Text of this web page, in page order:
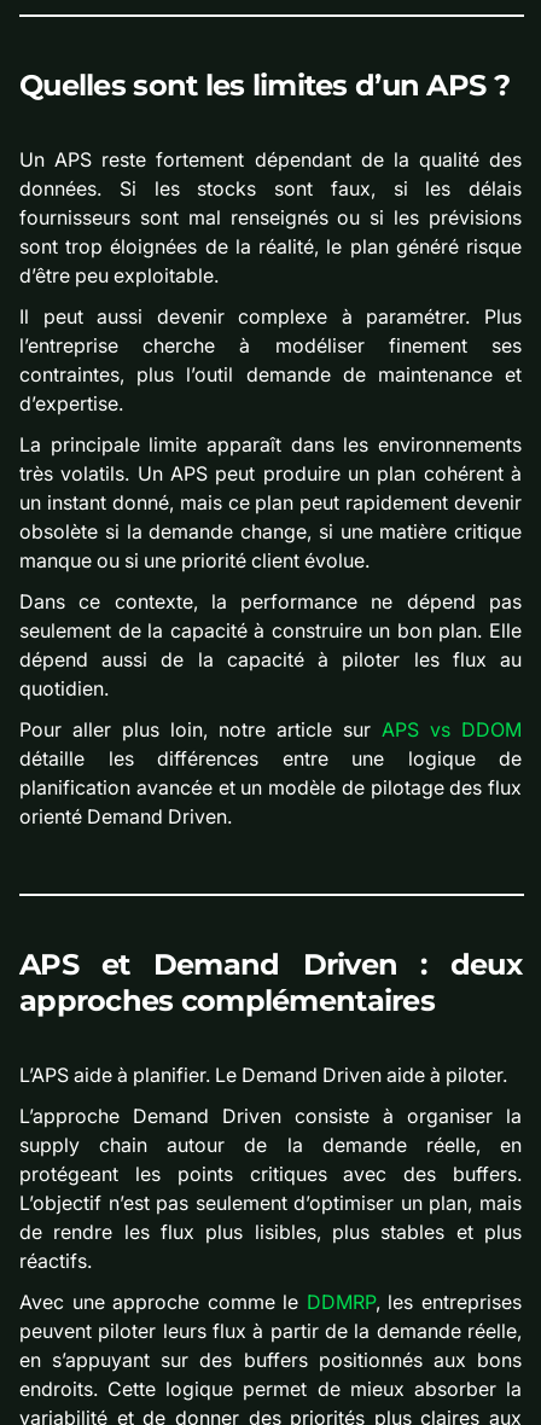
Quelles sont les limites d’un APS ?
Un APS reste fortement dépendant de la qualité des
données. Si les stocks sont faux, si les délais
fournisseurs sont mal renseignés ou si les prévisions
sont trop éloignées de la réalité, le plan généré risque
d’être peu exploitable.
Il peut aussi devenir complexe à paramétrer. Plus
l’entreprise cherche à modéliser finement ses
contraintes, plus l’outil demande de maintenance et
d’expertise.
La principale limite apparaît dans les environnements
très volatils. Un APS peut produire un plan cohérent à
un instant donné, mais ce plan peut rapidement devenir
obsolète si la demande change, si une matière critique
manque ou si une priorité client évolue.
Dans ce contexte, la performance ne dépend pas
seulement de la capacité à construire un bon plan. Elle
dépend aussi de la capacité à piloter les flux au
quotidien.
Pour aller plus loin, notre article sur APS vs DDOM
détaille les différences entre une logique de
planification avancée et un modèle de pilotage des flux
orienté Demand Driven.
APS et Demand Driven : deux
approches complémentaires
L’APS aide à planifier. Le Demand Driven aide à piloter.
L’approche Demand Driven consiste à organiser la
supply chain autour de la demande réelle, en
protégeant les points critiques avec des buffers.
L’objectif n’est pas seulement d’optimiser un plan, mais
de rendre les flux plus lisibles, plus stables et plus
réactifs.
Avec une approche comme le DDMRP, les entreprises
peuvent piloter leurs flux à partir de la demande réelle,
en s’appuyant sur des buffers positionnés aux bons
endroits. Cette logique permet de mieux absorber la
variabilité et de donner des priorités plus claires aux